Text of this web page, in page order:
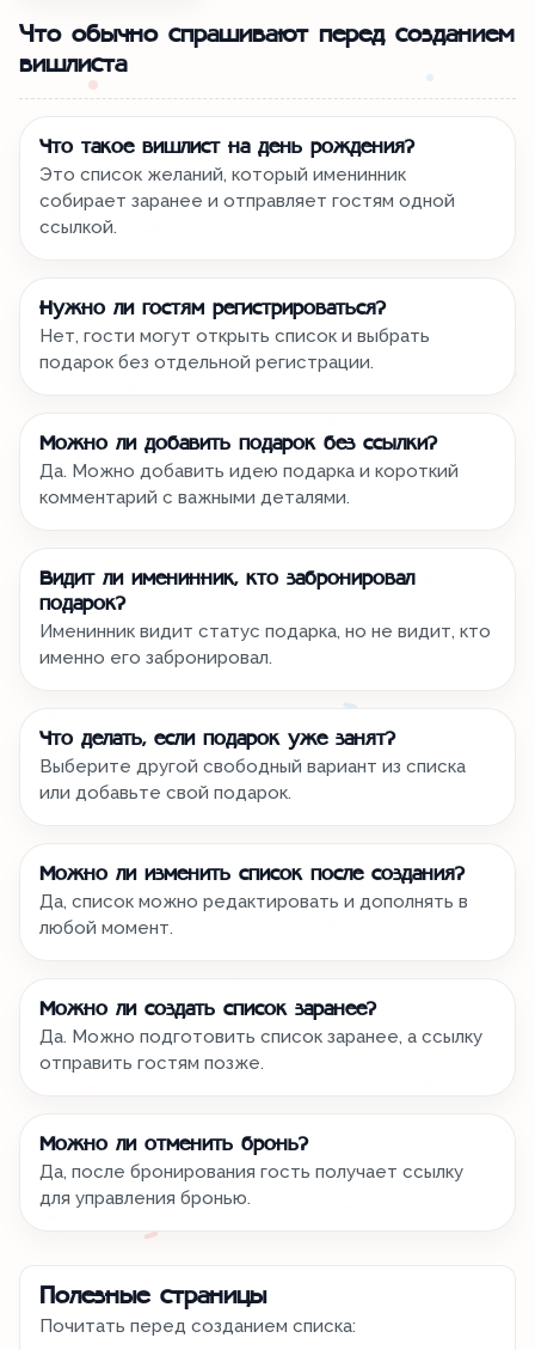
Что обычно спрашивают перед созданием
вишлиста
Что такое вишлист на день рождения?
Это список желаний, который именинник
собирает заранее и отправляет гостям одной
ссылкой.
Нужно ли гостям регистрироваться?
Нет, гости могут открыть список и выбрать
подарок без отдельной регистрации.
Можно ли добавить подарок без ссылки?
Да. Можно добавить идею подарка и короткий
комментарий с важными деталями.
Видит ли именинник, кто забронировал
подарок?
Именинник видит статус подарка, но не видит, кто
именно его забронировал.
Что делать, если подарок уже занят?
Выберите другой свободный вариант из списка
или добавьте свой подарок.
Можно ли изменить список после создания?
Да, список можно редактировать и дополнять в
любой момент.
Можно ли создать список заранее?
Да. Можно подготовить список заранее, а ссылку
отправить гостям позже.
Можно ли отменить бронь?
Да, после бронирования гость получает ссылку
для управления бронью.
Полезные страницы
Почитать перед созданием списка: